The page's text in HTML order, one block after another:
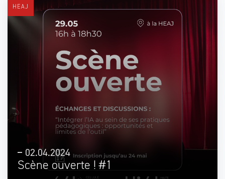
HEAJ
Scène ouverte ! #1
02.04.2024